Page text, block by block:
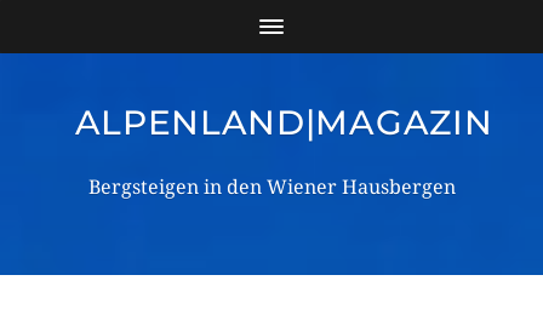
ALPENLAND|MAGAZIN
Bergsteigen in den Wiener Hausbergen